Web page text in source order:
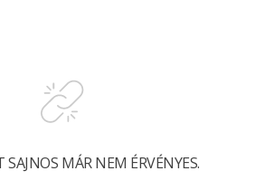
SAJNOS MÁR NEM ÉRVÉNYES.